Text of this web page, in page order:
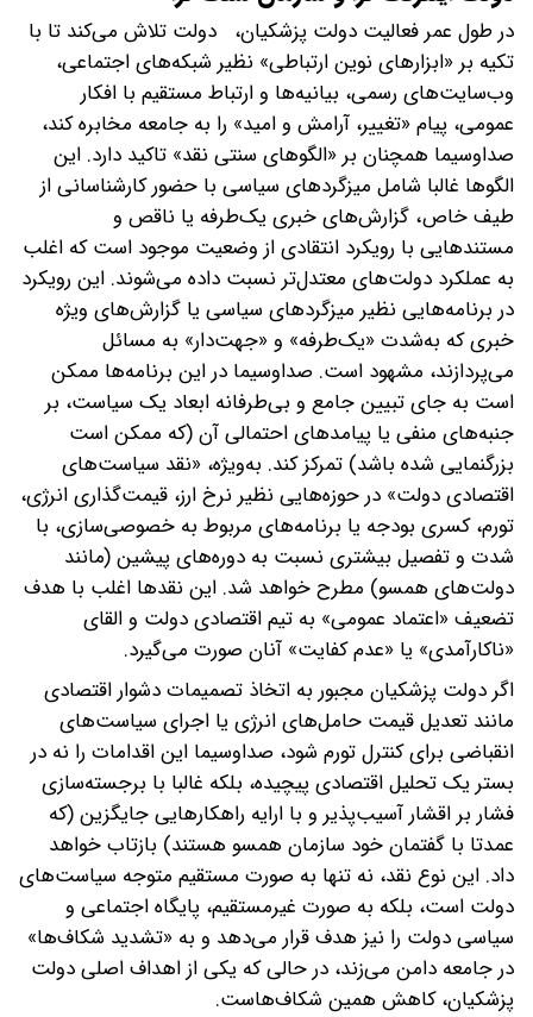
در طول عمر فعالیت دولت پزشکیان، دولت تلاش می‌کند تا با
تکیه بر «ابزارهای نوین ارتباطی» نظیر شبکه‌های اجتماعی،
وب‌سایت‌های رسمی، بیانیه‌ها و ارتباط مستقیم با افکار
عمومی، پیام «تغییر، آرامش و امید» را به جامعه مخابره کند،
صداوسیما همچنان بر «الگوهای سنتی نقد» تاکید دارد. این
الگوها غالبا شامل میزگردهای سیاسی با حضور کارشناسانی از
طیف خاص، گزارش‌های خبری یک‌طرفه یا ناقص و
مستندهایی با رویکرد انتقادی از وضعیت موجود است که اغلب
به عملکرد دولت‌های معتدل‌تر نسبت داده می‌شوند. این رویکرد
در برنامه‌هایی نظیر میزگردهای سیاسی یا گزارش‌های ویژه
خبری که به‌شدت «یک‌طرفه» و «جهت‌دار» به مسائل
می‌پردازند، مشهود است. صداوسیما در این برنامه‌ها ممکن
است به جای تبیین جامع و بی‌طرفانه ابعاد یک سیاست، بر
جنبه‌های منفی یا پیامدهای احتمالی آن (که ممکن است
بزرگنمایی شده باشد) تمرکز کند. به‌ویژه، «نقد سیاست‌های
اقتصادی دولت» در حوزه‌هایی نظیر نرخ ارز، قیمت‌گذاری انرژی،
تورم، کسری بودجه یا برنامه‌های مربوط به خصوصی‌سازی، با
شدت و تفصیل بیشتری نسبت به دوره‌های پیشین (مانند
دولت‌های همسو) مطرح خواهد شد. این نقدها اغلب با هدف
تضعیف «اعتماد عمومی» به تیم اقتصادی دولت و القای
«ناکارآمدی» یا «عدم کفایت» آنان صورت می‌گیرد.
اگر دولت پزشکیان مجبور به اتخاذ تصمیمات دشوار اقتصادی
مانند تعدیل قیمت حامل‌های انرژی یا اجرای سیاست‌های
انقباضی برای کنترل تورم شود، صداوسیما این اقدامات را نه در
بستر یک تحلیل اقتصادی پیچیده، بلکه غالبا با برجسته‌سازی
فشار بر اقشار آسیب‌پذیر و با ارایه راهکارهایی جایگزین (که
عمدتا با گفتمان خود سازمان همسو هستند) بازتاب خواهد
داد. این نوع نقد، نه تنها به صورت مستقیم متوجه سیاست‌های
دولت است، بلکه به صورت غیرمستقیم، پایگاه اجتماعی و
سیاسی دولت را نیز هدف قرار می‌دهد و به «تشدید شکاف‌ها»
در جامعه دامن می‌زند، در حالی که یکی از اهداف اصلی دولت
پزشکیان، کاهش همین شکاف‌هاست.